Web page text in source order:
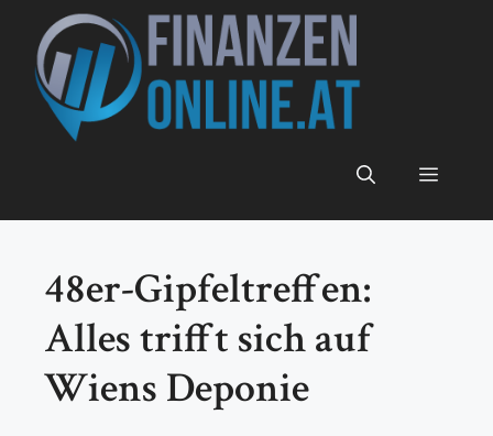
Inhalt
springen
Menü
48er-Gipfeltreffen:
Alles trifft sich auf
Wiens Deponie